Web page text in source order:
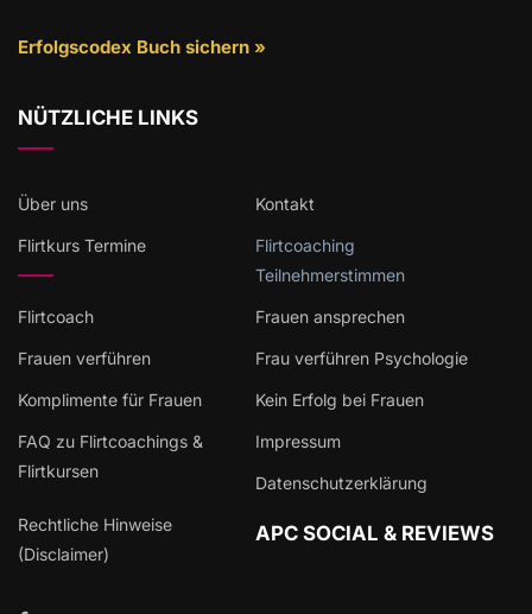
Erfolgscodex Buch sichern »
NÜTZLICHE LINKS
Über uns Kontakt
Flirtkurs Termine
Flirtcoaching
Teilnehmerstimmen
Flirtcoach Frauen ansprechen
Frauen verführen Frau verführen Psychologie
Komplimente für Frauen Kein Erfolg bei Frauen
FAQ zu Flirtcoachings &
Flirtkursen
Impressum
Datenschutzerklärung
Rechtliche Hinweise
(Disclaimer)
APC SOCIAL & REVIEWS